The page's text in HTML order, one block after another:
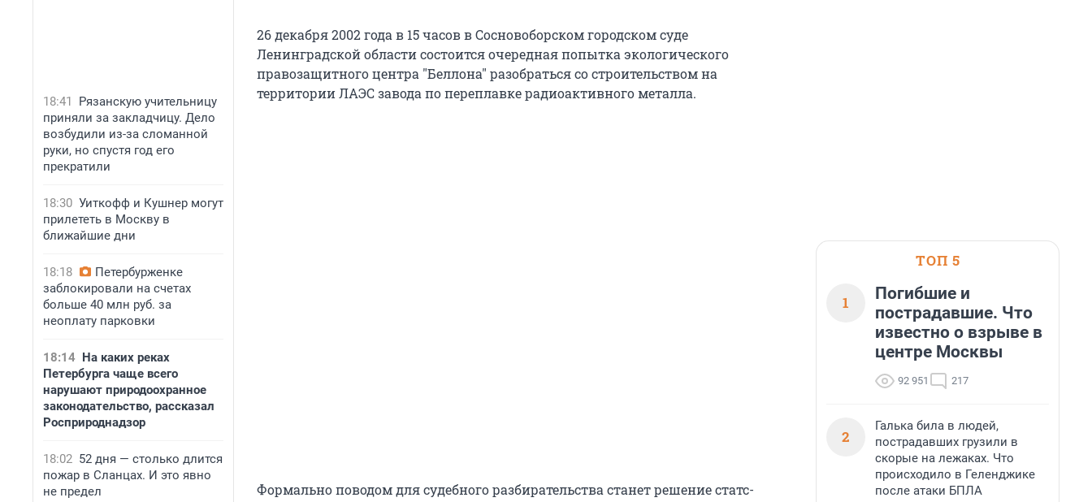
18:41
Рязанскую учительницу
приняли за закладчицу. Дело
возбудили из-за сломанной
руки, но спустя год его
прекратили
18:30 Уиткофф и Кушнер могут
прилететь в Москву в
ближайшие дни
18:18
Петербурженке
заблокировали на счетах
больше 40 млн руб. за
неоплату парковки
18:14 На каких реках
Петербурга чаще всего
нарушают природоохранное
законодательство, рассказал
Росприроднадзор
18:02 52 дня — столько длится
пожар в Сланцах. И это явно
не предел
26 декабря 2002 года в 15 часов в Сосновоборском городском суде
Ленинградской области состоится очередная попытка экологического
правозащитного центра "Беллона" разобраться со строительством на
территории ЛАЭС завода по переплавке радиоактивного металла.
Формально поводом для судебного разбирательства станет решение статс-
ТОП 5
1
Погибшие и
пострадавшие. Что
известно о взрыве в
центре Москвы
92 951 217
2
Галька била в людей,
пострадавших грузили в
скорые на лежаках. Что
происходило в Геленджике
после атаки БПЛА